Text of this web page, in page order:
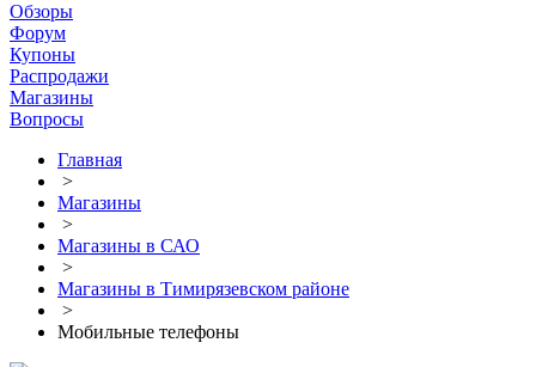
Обзоры
Форум
Купоны
Распродажи
Магазины
Вопросы
Главная
>
Магазины
>
Магазины в САО
>
Магазины в Тимирязевском районе
>
Мобильные телефоны